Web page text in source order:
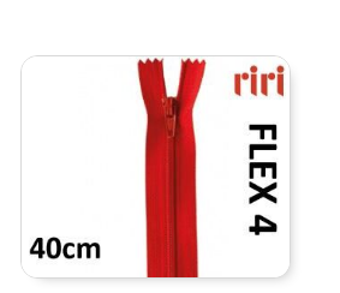
9.90 CHF